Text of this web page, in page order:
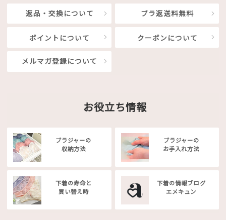
返品・交換について ブラ返送料無料
ポイントについて クーポンについて
メルマガ登録について
お役立ち情報
ブラジャーの
収納方法
ブラジャーの
お手入れ方法
下着の寿命と
買い替え時
下着の情報ブログ
エメキュン